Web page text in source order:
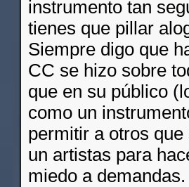
instrumento tan
tienes que pillar
Siempre digo que
CC se hizo sobre
que en su público
como un
permitir a otros
un artistas para
miedo a demandas.